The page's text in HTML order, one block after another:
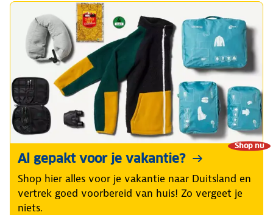
Shop nu
Al gepakt voor je vakantie?
Shop hier alles voor je vakantie naar Duitsland en
vertrek goed voorbereid van huis! Zo vergeet je
niets.